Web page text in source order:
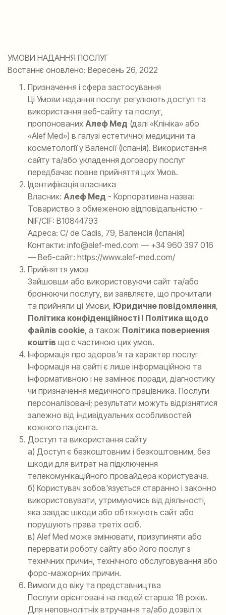
УМОВИ НАДАННЯ ПОСЛУГ
Востаннє оновлено: Вересень 26, 2022
Призначення і сфера застосування
Ці Умови надання послуг регулюють доступ та
використання веб-сайту та послуг,
пропонованих Алеф Мед (далі «Клініка» або
«Alef Med») в галузі естетичної медицини та
косметології у Валенсії (Іспанія). Використання
сайту та/або укладення договору послуг
передбачає повне прийняття цих Умов.
Ідентифікація власника
Власник: Алеф Мед - Корпоративна назва:
Товариство з обмеженою відповідальністю -
NIF/CIF: B10844793
Адреса: C/ de Cadis, 79, Валенсія (Іспанія)
Контакти: info@alef-med.com — +34 960 397 016
— Веб-сайт: https://www.alef-med.com/
Прийняття умов
Зайшовши або використовуючи сайт та/або
бронюючи послугу, ви заявляєте, що прочитали
та прийняли ці Умови, Юридичне повідомлення
Політика конфіденційності І Політика щодо
файлів cookie , а також Політика повернення
коштів що є частиною цих умов.
Інформація про здоров'я та характер послуг
Інформація на сайті є лише інформаційною та
інформативною і не замінює поради, діагностику
чи призначення медичного працівника. Послуги
персоналізовані; результати можуть відрізнятися
залежно від індивідуальних особливостей
кожного пацієнта.
Доступ та використання сайту
a) Доступ є безкоштовним і безкоштовним, без
шкоди для витрат на підключення
телекомунікаційного провайдера користувача.
б) Користувач зобов'язується старанно і законно
використовувати, утримуючись від діяльності,
яка завдає шкоди або обтяжують сайт або
порушують права третіх осіб.
в) Alef Med може змінювати, призупиняти або
перервати роботу сайту або його послуг з
технічних причин, технічного обслуговування або
форс-мажорних причин.
Вимоги до віку та представництва
Послуги орієнтовані на людей старше 18 років.
Для неповнолітніх втручання та/або дозвіл їх